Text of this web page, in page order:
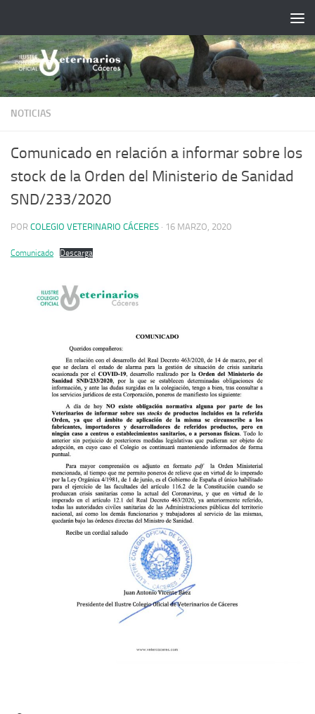
NOTICIAS
Comunicado en relación a informar sobre los
stock de la Orden del Ministerio de Sanidad
SND/233/2020
POR COLEGIO VETERINARIO CÁCERES · 16 MARZO, 2020
Comunicado Descarga